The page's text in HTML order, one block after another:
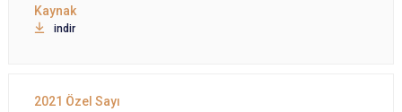
indir